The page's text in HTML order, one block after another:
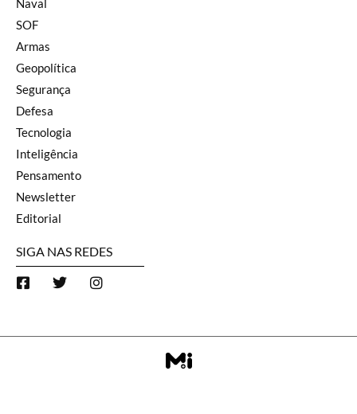
Naval
SOF
Armas
Geopolítica
Segurança
Defesa
Tecnologia
Inteligência
Pensamento
Newsletter
Editorial
SIGA NAS REDES